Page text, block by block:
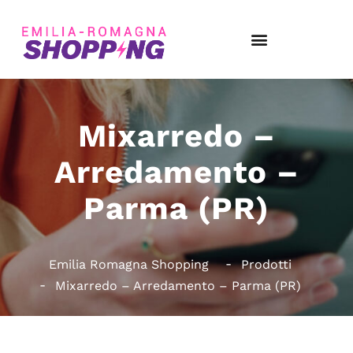
Mixarredo –
Arredamento –
Parma (PR)
Emilia Romagna Shopping
Prodotti
Mixarredo – Arredamento – Parma (PR)